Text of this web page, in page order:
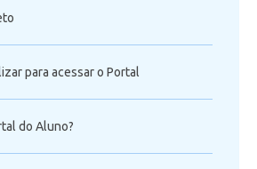
para acessar o Portal
do Aluno?